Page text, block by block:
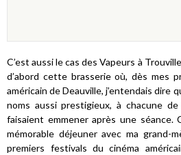
C’est aussi le cas des Vapeurs à
d’abord cette brasserie où, dès mes
américain de Deauville, j’entendais dire
noms aussi prestigieux, à chacune
faisaient emmener après une séance.
mémorable déjeuner avec ma grand-
premiers festivals du cinéma